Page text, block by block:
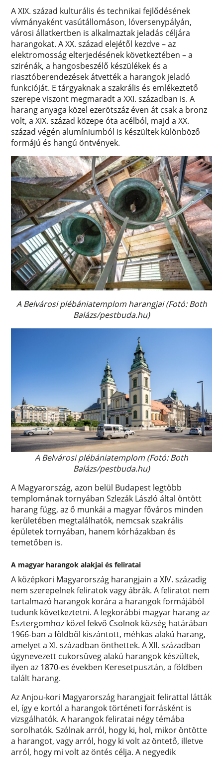
A XIX. század kulturális és technikai fejlődésének
vívmányaként vasútállomáson, lóversenypályán,
városi állatkertben is alkalmaztak jeladás céljára
harangokat. A XX. század elejétől kezdve – az
elektromosság elterjedésének következtében – a
szirénák, a hangosbeszélő készülékek és a
riasztóberendezések átvették a harangok jeladó
funkcióját. E tárgyaknak a szakrális és emlékeztető
szerepe viszont megmaradt a XXI. században is. A
harang anyaga közel ezerötszáz éven át csak a bronz
volt, a XIX. század közepe óta acélból, majd a XX.
század végén alumíniumból is készültek különböző
formájú és hangú öntvények.
A Belvárosi plébániatemplom harangjai (Fotó: Both
Balázs/pestbuda.hu)
A Belvárosi plébániatemplom (Fotó: Both
Balázs/pestbuda.hu)
A Magyarország, azon belül Budapest legtöbb
templomának tornyában Szlezák László által öntött
harang függ, az ő munkái a magyar főváros minden
kerületében megtalálhatók, nemcsak szakrális
épületek tornyában, hanem kórházakban és
temetőben is.
A magyar harangok alakjai és feliratai
A középkori Magyarország harangjain a XIV. századig
nem szerepelnek feliratok vagy ábrák. A feliratot nem
tartalmazó harangok korára a harangok formájából
tudunk következtetni. A legkorábbi magyar harang az
Esztergomhoz közel fekvő Csolnok község határában
1966-ban a földből kiszántott, méhkas alakú harang,
amelyet a XI. században önthettek. A XII. században
úgynevezett cukorsüveg alakú harangok készültek,
ilyen az 1870-es években Keresetpusztán, a földben
talált harang.
Az Anjou-kori Magyarország harangjait felirattal látták
el, így e kortól a harangok történeti forrásként is
vizsgálhatók. A harangok feliratai négy témába
sorolhatók. Szólnak arról, hogy ki, hol, mikor öntötte
a harangot, vagy arról, hogy ki volt az öntető, illetve
arról, hogy mi volt az öntés célja. A negyedik